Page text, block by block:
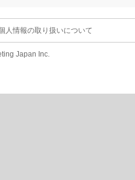
人情報の取り扱いについて
Japan Inc.